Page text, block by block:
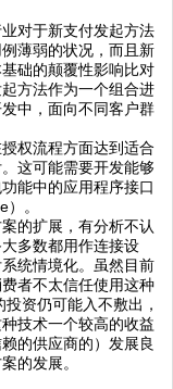
对于新支付发起方法
薄弱的状况，而且新
础的颠覆性影响比对
方法作为一个组合进
中，面向不同客户群
权流程方面达到适合
这可能需要开发能够
能中的应用程序接口
。
的扩展，有分析不认
多数都用作连接设
统情境化。虽然目前
者不太信任使用这种
资仍可能入不敷出，
技术一个较高的收益
的供应商的）发展良
的发展。